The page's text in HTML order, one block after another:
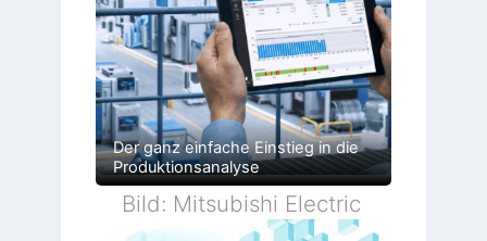
Der ganz einfache Einstieg in die
Produktionsanalyse
Bild: Mitsubishi Electric